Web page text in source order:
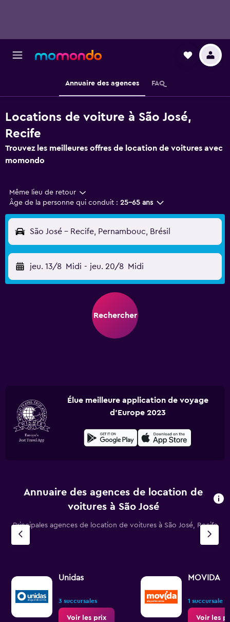
Annuaire des agences FAQ
Locations de voiture à São José,
Recife
Trouvez les meilleures offres de location de voitures avec
momondo
Même lieu de retour
Âge de la personne qui conduit : 25-65 ans
São José - Recife, Pernambouc, Brésil
jeu. 13/8 Midi - jeu. 20/8 Midi
Rechercher
Élue meilleure application de voyage
d'Europe 2023
Annuaire des agences de location de
voitures à São José
Principales agences de location de voitures à São José, Recife
Unidas
3 succursales
Voir les prix
MOVIDA
1 succursale
Voir les